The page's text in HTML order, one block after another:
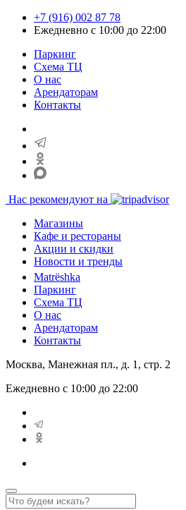
+7 (916) 002 87 78
Ежедневно с 10:00 до 22:00
Паркинг
Схема ТЦ
О нас
Арендаторам
Контакты
Нас рекомендуют на
Магазины
Кафе и рестораны
Акции и скидки
Новости и тренды
Matrёshka
Паркинг
Схема ТЦ
О нас
Арендаторам
Контакты
Москва, Манежная пл., д. 1, стр. 2
Ежедневно с 10:00 до 22:00